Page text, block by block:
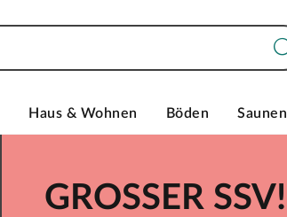
Haus & Wohnen Böden Saunen
GROSSER SSV!